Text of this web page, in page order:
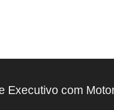
Executivo com